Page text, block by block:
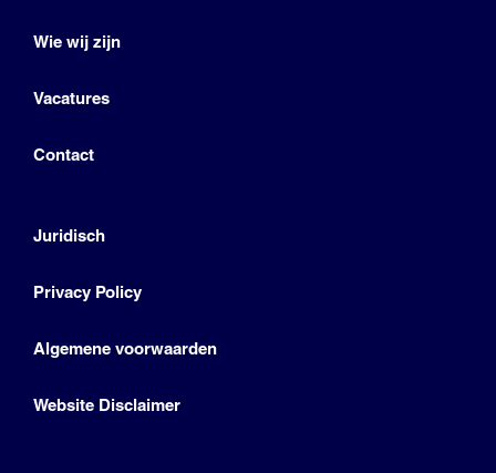
Wie wij zijn
Vacatures
Contact
Juridisch
Privacy Policy
Algemene voorwaarden
Website Disclaimer